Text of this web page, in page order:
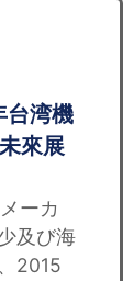
台湾機
來展
ーカ
及び海
2015